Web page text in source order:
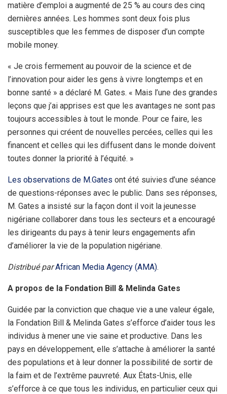
matière d’emploi a augmenté de 25 % au cours des cinq
dernières années. Les hommes sont deux fois plus
susceptibles que les femmes de disposer d’un compte
mobile money.
« Je crois fermement au pouvoir de la science et de
l’innovation pour aider les gens à vivre longtemps et en
bonne santé » a déclaré M. Gates. « Mais l’une des grandes
leçons que j’ai apprises est que les avantages ne sont pas
toujours accessibles à tout le monde. Pour ce faire, les
personnes qui créent de nouvelles percées, celles qui les
financent et celles qui les diffusent dans le monde doivent
toutes donner la priorité à l’équité. »
Les observations de M.Gates ont été suivies d’une séance
de questions-réponses avec le public. Dans ses réponses,
M. Gates a insisté sur la façon dont il voit la jeunesse
nigériane collaborer dans tous les secteurs et a encouragé
les dirigeants du pays à tenir leurs engagements afin
d’améliorer la vie de la population nigériane.
Distribué parAfrican Media Agency (AMA).
A propos de la Fondation Bill & Melinda Gates
Guidée par la conviction que chaque vie a une valeur égale,
la Fondation Bill & Melinda Gates s’efforce d’aider tous les
individus à mener une vie saine et productive. Dans les
pays en développement, elle s’attache à améliorer la santé
des populations et à leur donner la possibilité de sortir de
la faim et de l’extrême pauvreté. Aux États-Unis, elle
s’efforce à ce que tous les individus, en particulier ceux qui